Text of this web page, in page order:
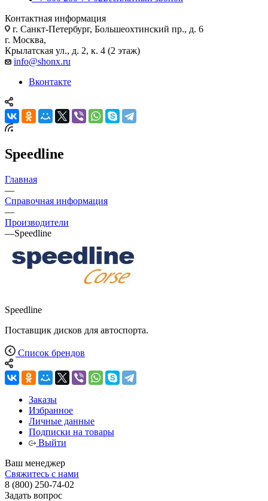
Контактная информация
г. Санкт-Петербург, Большеохтинский пр., д. 6
г. Москва,
Крылатская ул., д. 2, к. 4 (2 этаж)
info@shonx.ru
Вконтакте
Speedline
Главная
—
Справочная информация
—
Производители
—Speedline
Speedline
Поставщик дисков для автоспорта.
Список брендов
Заказы
Избранное
Личные данные
Подписки на товары
Выйти
Ваш менеджер
Свяжитесь с нами
8 (800) 250-74-02
Задать вопрос